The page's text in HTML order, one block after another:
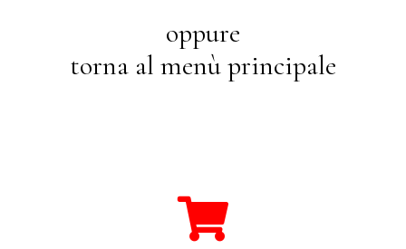
oppure
torna al menù principale